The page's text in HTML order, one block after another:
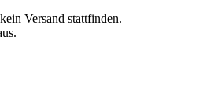
Versand stattfinden.